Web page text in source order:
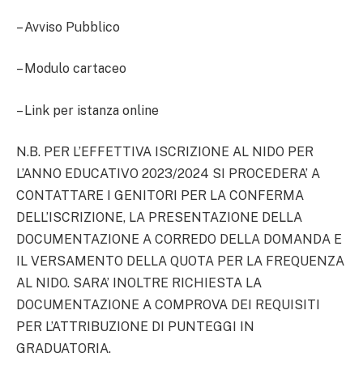
– Avviso Pubblico
– Modulo cartaceo
– Link per istanza online
N.B. PER L’EFFETTIVA ISCRIZIONE AL NIDO PER
L’ANNO EDUCATIVO 2023/2024 SI PROCEDERA’ A
CONTATTARE I GENITORI PER LA CONFERMA
DELL’ISCRIZIONE, LA PRESENTAZIONE DELLA
DOCUMENTAZIONE A CORREDO DELLA DOMANDA E
IL VERSAMENTO DELLA QUOTA PER LA FREQUENZA
AL NIDO. SARA’ INOLTRE RICHIESTA LA
DOCUMENTAZIONE A COMPROVA DEI REQUISITI
PER L’ATTRIBUZIONE DI PUNTEGGI IN
GRADUATORIA.